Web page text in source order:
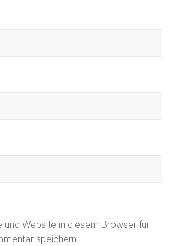
und Website in diesem Browser für
speichern.